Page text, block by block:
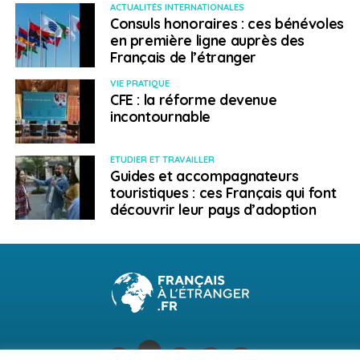
ACTUALITÉS INTERNATIONALES
Consuls honoraires : ces bénévoles
en première ligne auprès des
Français de l’étranger
VIE PRATIQUE
CFE : la réforme devenue
incontournable
ETUDIER ET TRAVAILLER
Guides et accompagnateurs
touristiques : ces Français qui font
découvrir leur pays d’adoption